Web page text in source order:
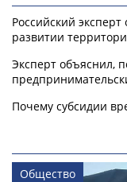
Российский
развитии
Эксперт объяснил,
Почему субсидии
Общество